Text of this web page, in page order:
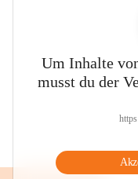
Um Inhalte
musst du der